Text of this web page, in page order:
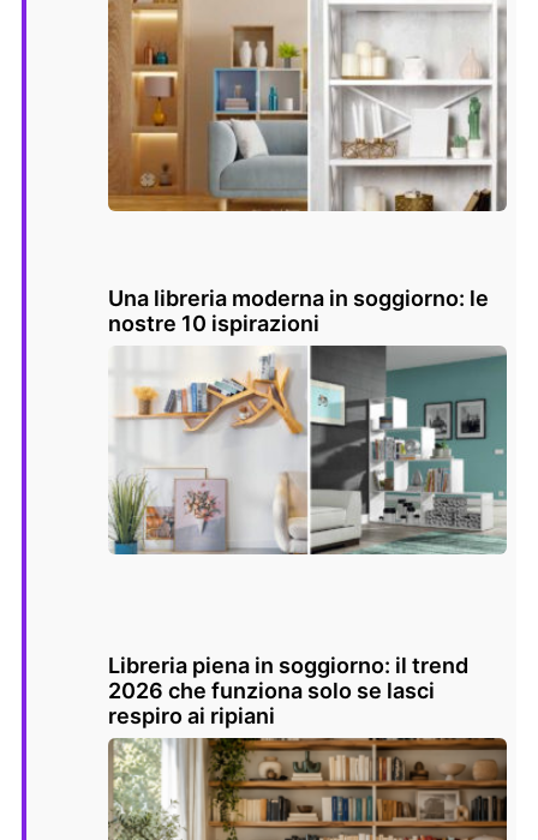
Una libreria moderna in soggiorno: le
nostre 10 ispirazioni
Libreria piena in soggiorno: il trend
2026 che funziona solo se lasci
respiro ai ripiani